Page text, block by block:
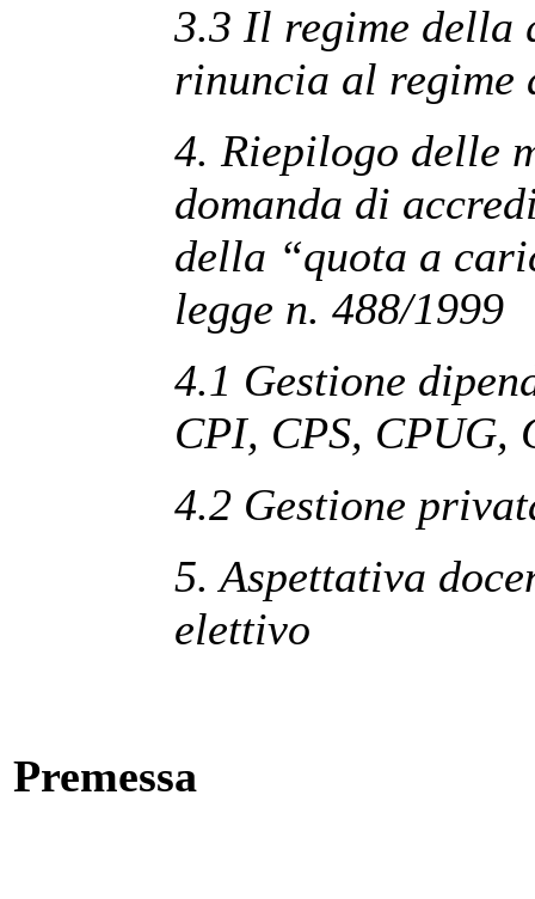
3.3 Il regime della
rinuncia al regime
4. Riepilogo delle
domanda di
della “quota a
legge n. 488/1999
4.1 Gestione
CPI, CPS, CPUG,
4.2 Gestione
5. Aspettativa
elettivo
Premessa